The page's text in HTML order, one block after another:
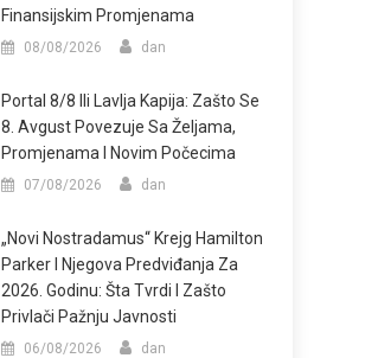
Finansijskim Promjenama
08/08/2026 dan
Portal 8/8 Ili Lavlja Kapija: Zašto Se
8. Avgust Povezuje Sa Željama,
Promjenama I Novim Počecima
07/08/2026 dan
„Novi Nostradamus“ Krejg Hamilton
Parker I Njegova Predviđanja Za
2026. Godinu: Šta Tvrdi I Zašto
Privlači Pažnju Javnosti
06/08/2026 dan